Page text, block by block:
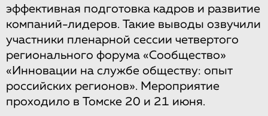
эффективная подготовка кадров и развитие
компаний-лидеров. Такие выводы озвучили
участники пленарной сессии четвертого
регионального форума «Сообщество»
«Инновации на службе обществу: опыт
российских регионов». Мероприятие
проходило в Томске 20 и 21 июня.